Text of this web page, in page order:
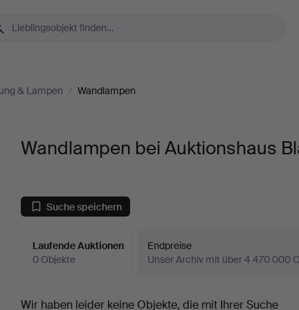
& Lampen / Wandlampen
Wandlampen bei Auktionshaus
Suche speichern
Laufende Auktionen
0 Objekte
Endpreise
Unser Archiv mit über 4 470 000
Laufende
Wir haben leider keine Objekte, die mit Ihrer Suche